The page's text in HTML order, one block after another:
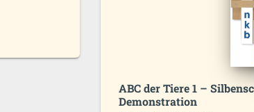
ABC der Tiere 1 –
Demonstration